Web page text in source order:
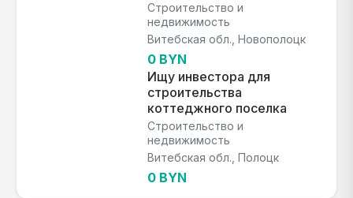
Строительство и
недвижимость
Витебская обл., Новополоцк
0 BYN
Ищу инвестора для
строительства
коттеджного поселка
Строительство и
недвижимость
Витебская обл., Полоцк
0 BYN